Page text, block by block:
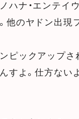
ハナ・エンテイ
他のヤドン出
ピックアップ
すよ。仕方ないよ